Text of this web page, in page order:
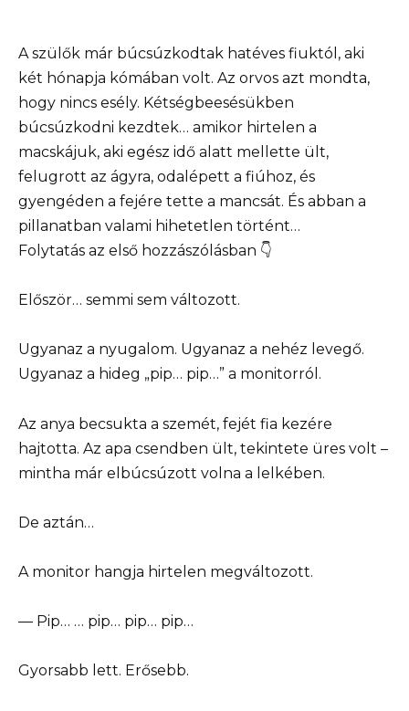
A szülők már búcsúzkodtak hatéves fiuktól, aki
két hónapja kómában volt. Az orvos azt mondta,
hogy nincs esély. Kétségbeesésükben
búcsúzkodni kezdtek… amikor hirtelen a
macskájuk, aki egész idő alatt mellette ült,
felugrott az ágyra, odalépett a fiúhoz, és
gyengéden a fejére tette a mancsát. És abban a
pillanatban valami hihetetlen történt…
Folytatás az első hozzászólásban 👇
Először… semmi sem változott.
Ugyanaz a nyugalom. Ugyanaz a nehéz levegő.
Ugyanaz a hideg „pip… pip…” a monitorról.
Az anya becsukta a szemét, fejét fia kezére
hajtotta. Az apa csendben ült, tekintete üres volt –
mintha már elbúcsúzott volna a lelkében.
De aztán…
A monitor hangja hirtelen megváltozott.
— Pip… … pip… pip… pip…
Gyorsabb lett. Erősebb.